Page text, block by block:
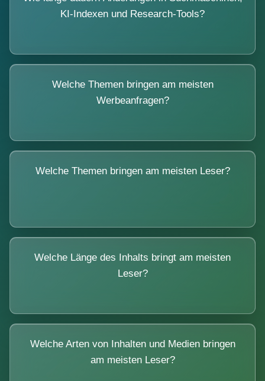
KI-Indexen und Research-Tools?
Welche Themen bringen am meisten
Werbeanfragen?
Welche Themen bringen am meisten Leser?
Welche Länge des Inhalts bringt am meisten
Leser?
Welche Arten von Inhalten und Medien bringen
am meisten Leser?